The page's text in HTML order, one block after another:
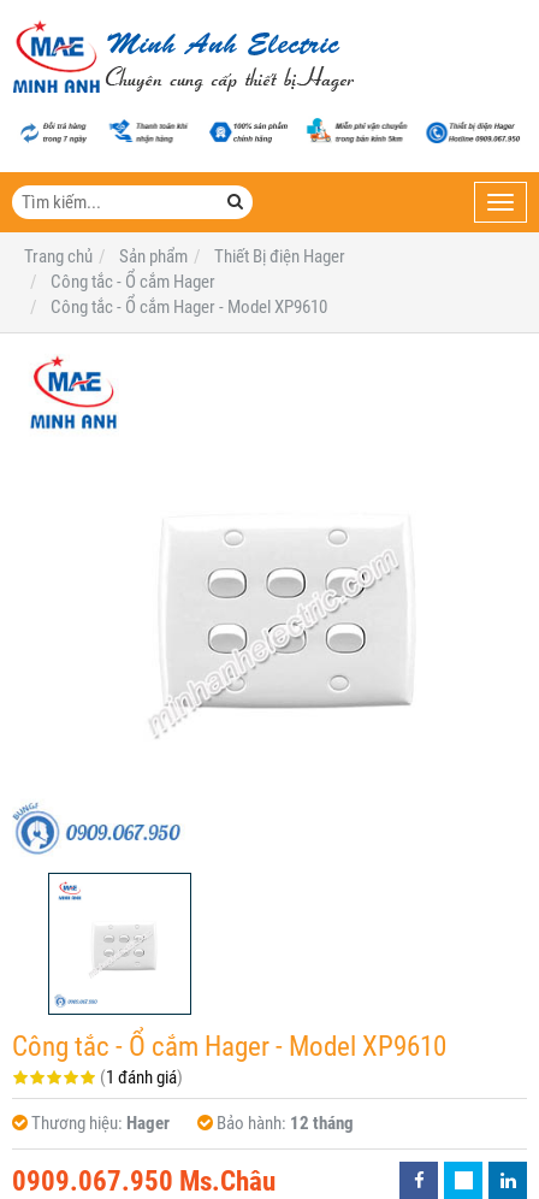
Trang chủ
Sản phẩm
Thiết Bị điện Hager
Công tắc - Ổ cắm Hager
Công tắc - Ổ cắm Hager - Model XP9610
Công tắc - Ổ cắm Hager - Model XP9610
(1 đánh giá)
Thương hiệu: Hager Bảo hành: 12 tháng
0909.067.950 Ms.Châu